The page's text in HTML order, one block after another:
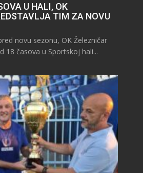
U HALI, OK
TIM ZA NOVU
novu sezonu, OK Železničar
18 časova u Sportskoj hali...